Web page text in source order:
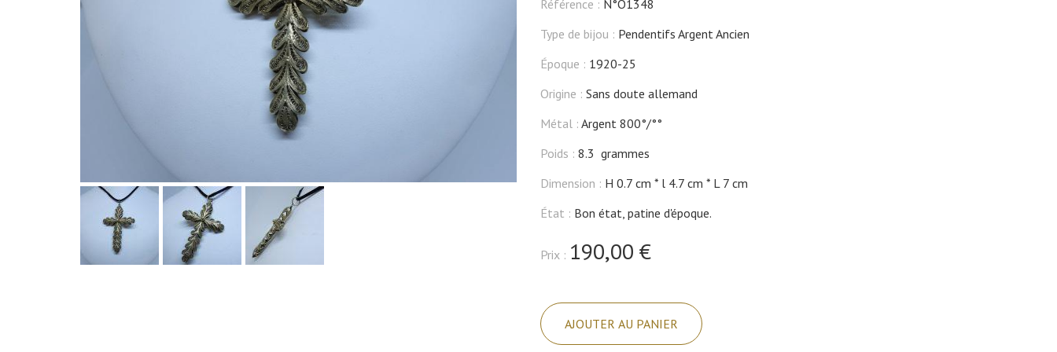
Référence : N°O1348
Type de bijou : Pendentifs Argent Ancien
Époque : 1920-25
Origine : Sans doute allemand
Métal : Argent 800°/°°
Poids : 8.3 grammes
Dimension : H 0.7 cm l 4.7 cm
L 7 cm
État : Bon état, patine d'époque.
Prix : 190,00 €
de
Croix
AJOUTER AU PANIER